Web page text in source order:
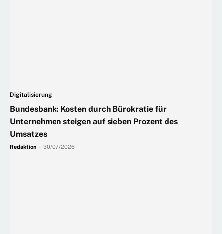
Digitalisierung
Bundesbank: Kosten durch Bürokratie für
Unternehmen steigen auf sieben Prozent des
Umsatzes
Redaktion 30/07/2026